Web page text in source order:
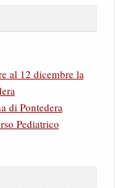
al 12 dicembre la
di Pontedera
Pediatrico